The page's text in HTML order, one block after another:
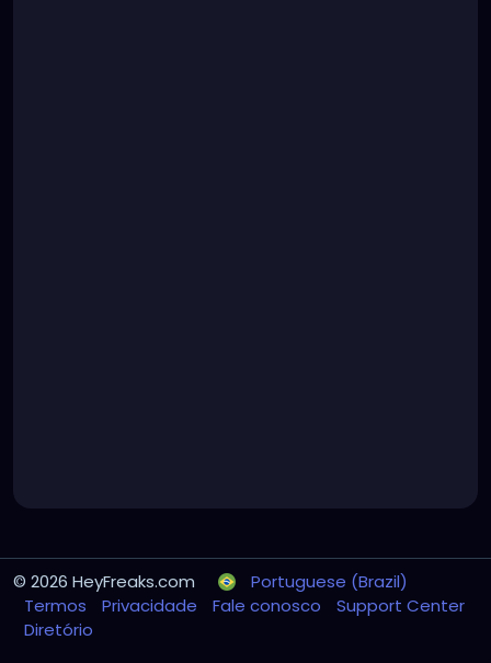
© 2026 HeyFreaks.com
Portuguese (Brazil)
Termos
Privacidade Fale conosco
Support Center
Diretório